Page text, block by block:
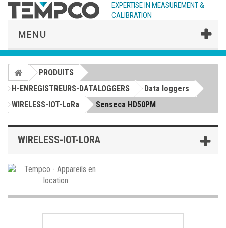
EXPERTISE IN MEASUREMENT &
CALIBRATION
MENU
PRODUITS
H-ENREGISTREURS-DATALOGGERS
Data loggers
WIRELESS-IOT-LoRa
Senseca HD50PM
WIRELESS-IOT-LORA